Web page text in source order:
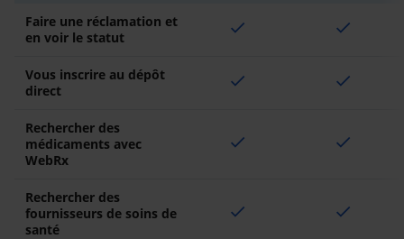
Faire une réclamation et
en voir le statut
check check
Vous inscrire au dépôt
direct
check check
Rechercher des
médicaments avec
WebRx
check check
Rechercher des
fournisseurs de soins de
santé
check check